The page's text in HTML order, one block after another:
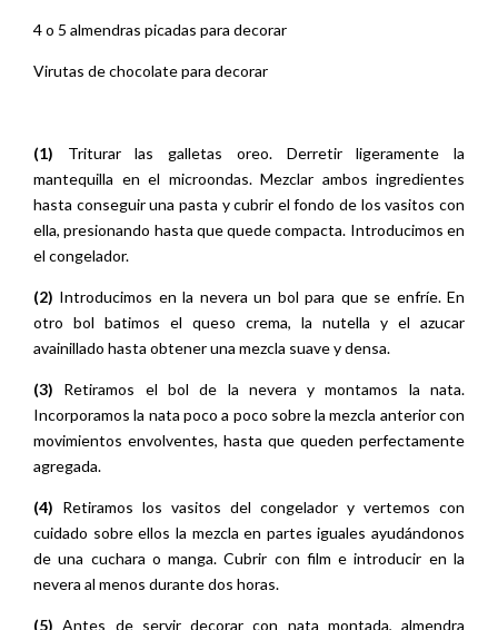
4 o 5 almendras picadas para decorar
Virutas de chocolate para decorar
(1) Triturar las galletas oreo. Derretir ligeramente la
mantequilla en el microondas. Mezclar ambos ingredientes
hasta conseguir una pasta y cubrir el fondo de los vasitos con
ella, presionando hasta que quede compacta. Introducimos en
el congelador.
(2) Introducimos en la nevera un bol para que se enfríe. En
otro bol batimos el queso crema, la nutella y el azucar
avainillado hasta obtener una mezcla suave y densa.
(3) Retiramos el bol de la nevera y montamos la nata.
Incorporamos la nata poco a poco sobre la mezcla anterior con
movimientos envolventes, hasta que queden perfectamente
agregada.
(4) Retiramos los vasitos del congelador y vertemos con
cuidado sobre ellos la mezcla en partes iguales ayudándonos
de una cuchara o manga. Cubrir con film e introducir en la
nevera al menos durante dos horas.
(5) Antes de servir decorar con nata montada, almendra